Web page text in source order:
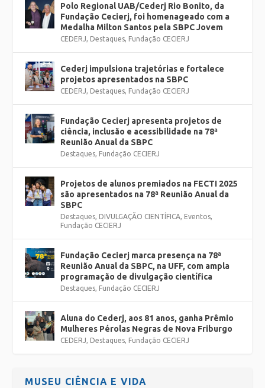
Polo Regional UAB/Cederj Rio Bonito, da
Fundação Cecierj, foi homenageado com a
Medalha Milton Santos pela SBPC Jovem
CEDERJ, Destaques, Fundação CECIERJ
Cederj impulsiona trajetórias e fortalece
projetos apresentados na SBPC
CEDERJ, Destaques, Fundação CECIERJ
Fundação Cecierj apresenta projetos de
ciência, inclusão e acessibilidade na 78ª
Reunião Anual da SBPC
Destaques, Fundação CECIERJ
Projetos de alunos premiados na FECTI 2025
são apresentados na 78ª Reunião Anual da
SBPC
Destaques, DIVULGAÇÃO CIENTÍFICA, Eventos,
Fundação CECIERJ
Fundação Cecierj marca presença na 78ª
Reunião Anual da SBPC, na UFF, com ampla
programação de divulgação científica
Destaques, Fundação CECIERJ
Aluna do Cederj, aos 81 anos, ganha Prêmio
Mulheres Pérolas Negras de Nova Friburgo
CEDERJ, Destaques, Fundação CECIERJ
MUSEU CIÊNCIA E VIDA